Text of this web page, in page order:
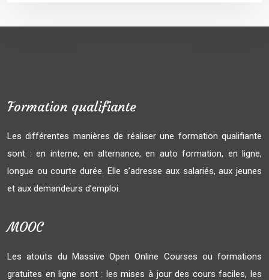
Formation qualifiante
Les différentes manières de réaliser une formation qualifiante
sont : en interne, en alternance, en auto formation, en ligne,
longue ou courte durée. Elle s’adresse aux salariés, aux jeunes
et aux demandeurs d’emploi.
MOOC
Les atouts du Massive Open Online Courses ou formations
gratuites en ligne sont : les mises à jour des cours faciles, les